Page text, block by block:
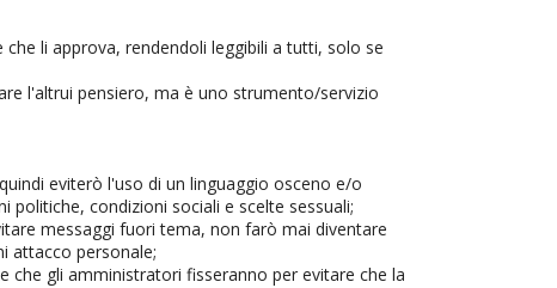
li approva, rendendoli leggibili a tutti, solo se
l'altrui pensiero, ma è uno strumento/servizio
eviterò l'uso di un linguaggio osceno e/o
condizioni sociali e scelte sessuali;
messaggi fuori tema, non farò mai diventare
attacco personale;
gli amministratori fisseranno per evitare che la